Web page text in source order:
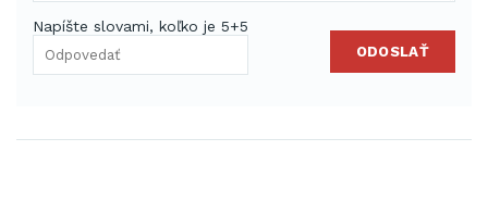
Napíšte slovami, koľko je 5+5
ODOSLAŤ